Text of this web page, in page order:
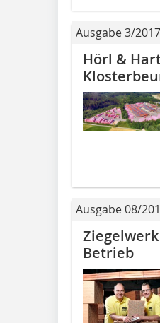
Ausgabe 3/2017
Hörl &
Ausgabe 08/
Betrieb